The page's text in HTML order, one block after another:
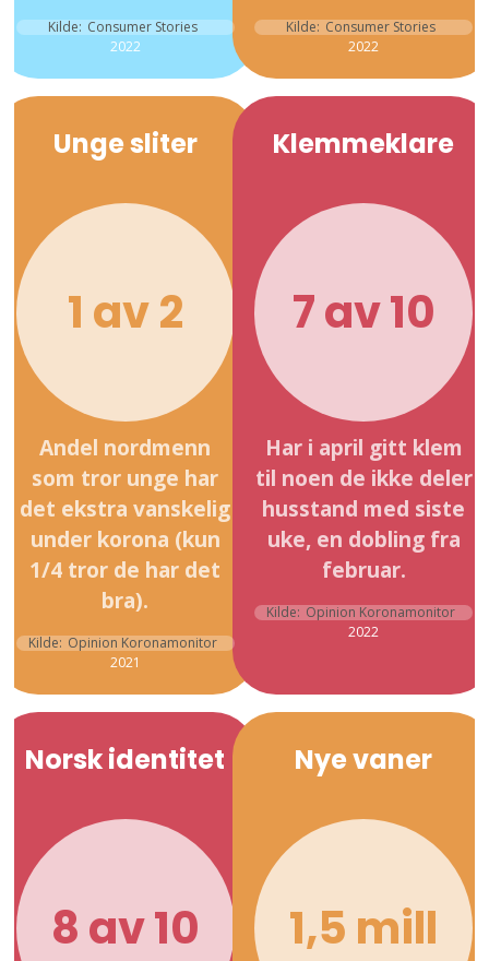
Kilde: Consumer Stories
2022
Kilde: Consumer Stories
2022
Unge sliter
1 av 2
Andel nordmenn
som tror unge har
det ekstra vanskelig
under korona (kun
1/4 tror de har det
bra).
Kilde: Opinion Koronamonitor
2021
Klemmeklare
7 av 10
Har i april gitt klem
til noen de ikke deler
husstand med siste
uke, en dobling fra
februar.
Kilde: Opinion Koronamonitor
2022
Norsk identitet
8 av 10
Nye vaner
1,5 mill